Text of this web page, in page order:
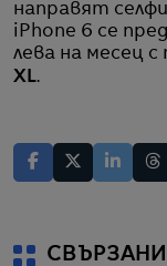
направят
iPhone 6 се
лева на месец
XL.
СВЪРЗАНИ